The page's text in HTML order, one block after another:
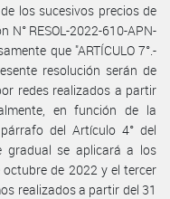
los sucesivos precios de
N° RESOL-2022-610-APN-
que "ARTÍCULO 7°.-
resolución serán de
redes realizados a partir
en función de la
del Artículo 4° del
gradual se aplicará a los
de 2022 y el tercer
realizados a partir del 31